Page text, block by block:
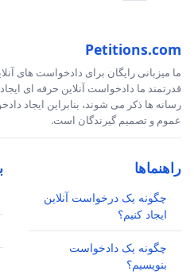
Petitions.com
ما میزبانی رایگان برای دادخواست های
قدرتمند ما دادخواست آنلاین حرفه ای
رسانه ها ذکر می شوند، بنابراین ایجاد
عموم و تصمیم گیرندگان است.
راهنماها
چگونه یک درخواست آنلاین
ایجاد کنیم؟
چگونه یک دادخواست
بنویسیم؟